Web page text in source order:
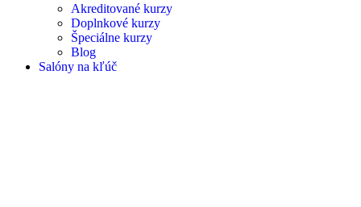
Akreditované kurzy
Doplnkové kurzy
Špeciálne kurzy
Blog
Salóny na kľúč